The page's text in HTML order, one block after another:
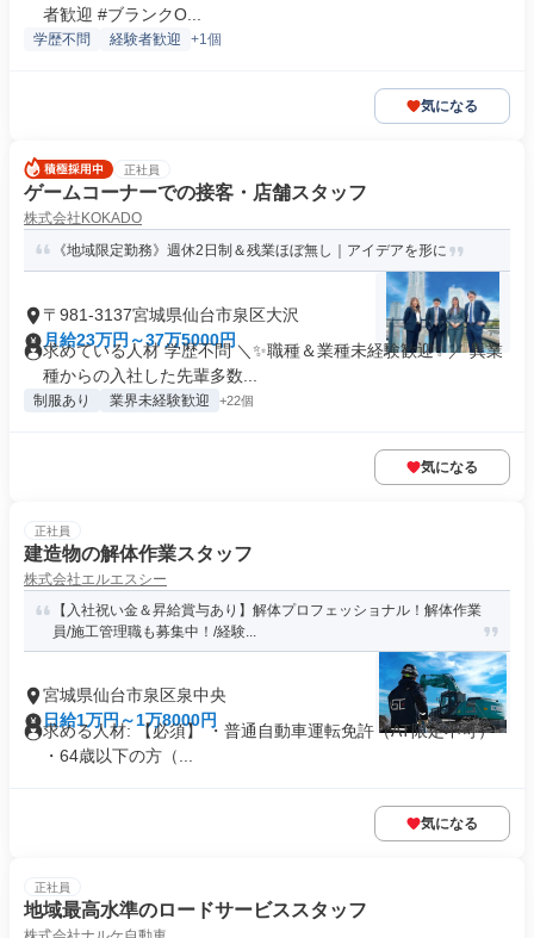
者歓迎 #ブランクO...
学歴不問 経験者歓迎 +1個
気になる
正社員
ゲームコーナーでの接客・店舗スタッフ
株式会社KOKADO
《地域限定勤務》週休2日制＆残業ほぼ無し｜アイデアを形に
〒981-3137宮城県仙台市泉区大沢
月給23万円～37万5000円
求めている人材 学歴不問 ＼✨職種＆業種未経験歓迎✨／ 異業
種からの入社した先輩多数...
制服あり 業界未経験歓迎 +22個
気になる
正社員
建造物の解体作業スタッフ
株式会社エルエスシー
【入社祝い金＆昇給賞与あり】解体プロフェッショナル！解体作業
員/施工管理職も募集中！/経験...
宮城県仙台市泉区泉中央
日給1万円～1万8000円
求める人材: 【必須】 ・普通自動車運転免許（AT限定不可）
・64歳以下の方（...
気になる
正社員
地域最高水準のロードサービススタッフ